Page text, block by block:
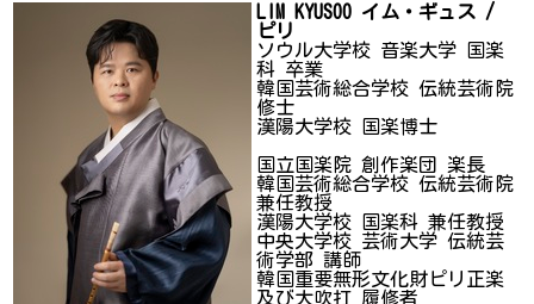
LIM KYUSOO イム・ギュス /
ピリ
ソウル大学校 音楽大学 国楽
科 卒業
韓国芸術総合学校 伝統芸術院
修士
漢陽大学校 国楽博士
国立国楽院 創作楽団 楽長
韓国芸術総合学校 伝統芸術院
兼任教授
漢陽大学校 国楽科 兼任教授
中央大学校 芸術大学 伝統芸
術学部 講師
韓国重要無形文化財ピリ正楽
及び大吹打 履修者